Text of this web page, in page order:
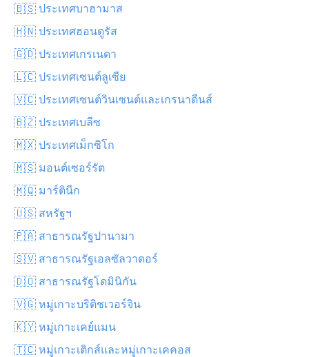
🇧🇸 ประเทศบาฮามาส
🇭🇳 ประเทศฮอนดูรัส
🇬🇩 ประเทศเกรเนดา
🇱🇨 ประเทศเซนต์ลูเซีย
🇻🇨 ประเทศเซนต์วินเซนต์และเกรนาดีนส์
🇧🇿 ประเทศเบลีซ
🇲🇽 ประเทศเม็กซิโก
🇲🇸 มอนต์เซอร์รัต
🇲🇶 มาร์ตินีก
🇺🇸 สหรัฐฯ
🇵🇦 สาธารณรัฐปานามา
🇸🇻 สาธารณรัฐเอลซัลวาดอร์
🇩🇴 สาธารณรัฐโดมินิกัน
🇻🇬 หมู่เกาะบริติชเวอร์จิน
🇰🇾 หมู่เกาะเคย์แมน
🇹🇨 หมู่เกาะเติกส์และหมู่เกาะเคคอส